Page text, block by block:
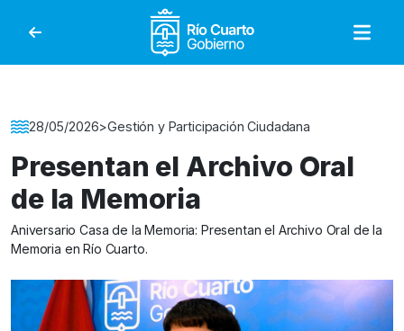
Gobierno de Río
Detalle de la Noticia
28/05/2026>Gestión y Participación Ciudadana
Presentan el Archivo Oral
de la Memoria
Aniversario Casa de la Memoria: Presentan el Archivo Oral de la
Memoria en Río Cuarto.